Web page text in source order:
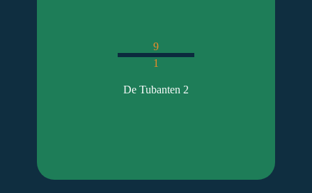
9
1
De Tubanten 2